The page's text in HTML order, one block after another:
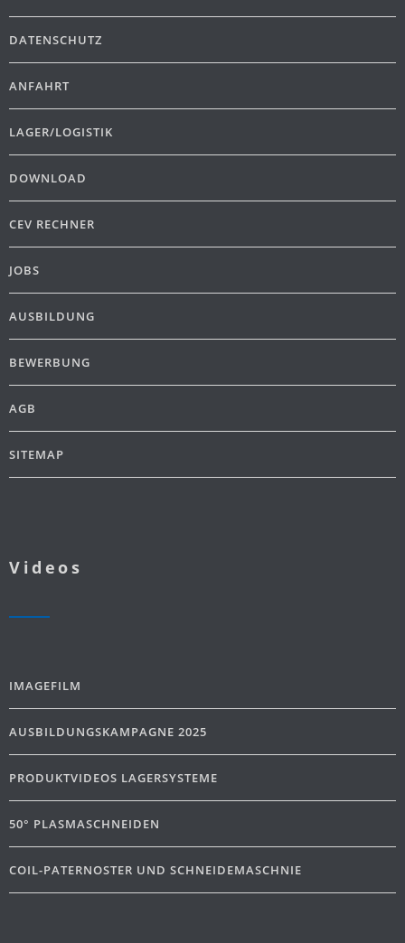
DATENSCHUTZ
ANFAHRT
LAGER/LOGISTIK
DOWNLOAD
CEV RECHNER
JOBS
AUSBILDUNG
BEWERBUNG
AGB
SITEMAP
Videos
IMAGEFILM
AUSBILDUNGSKAMPAGNE 2025
PRODUKTVIDEOS LAGERSYSTEME
50° PLASMASCHNEIDEN
COIL-PATERNOSTER UND SCHNEIDEMASCHNIE